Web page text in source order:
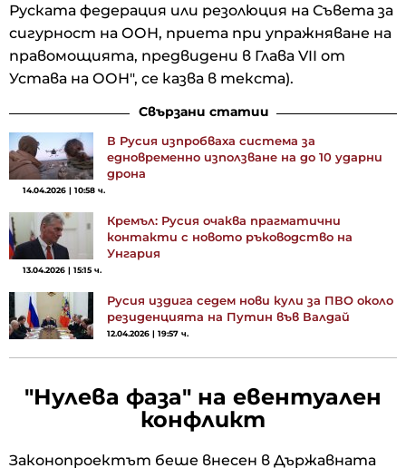
Руската федерация или резолюция на Съвета за
сигурност на ООН, приета при упражняване на
правомощията, предвидени в Глава VII от
Устава на ООН", се казва в текста).
Свързани статии
В Русия изпробваха система за
едновременно използване на до 10 ударни
дрона
14.04.2026 | 10:58 ч.
Кремъл: Русия очаква прагматични
контакти с новото ръководство на
Унгария
13.04.2026 | 15:15 ч.
Русия издига седем нови кули за ПВО около
резиденцията на Путин във Валдай
12.04.2026 | 19:57 ч.
"Нулева фаза" на евентуален
конфликт
Законопроектът беше внесен в Държавната